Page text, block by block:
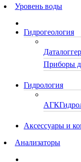
Уровень воды
Гидрогеология
Приборы
Гидрология
АГК
Аксессуары и
Анализаторы